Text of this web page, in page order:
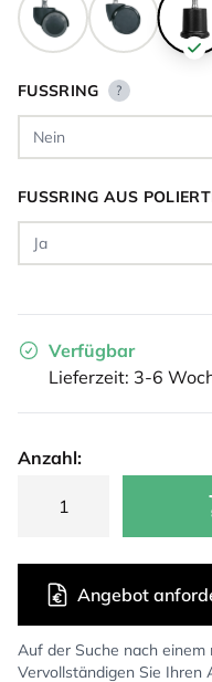
FUSSRING ?
FUSSRING AUS
Verfügbar
Lieferzeit: 3-6
Anzahl:
Auf der Suche nach
Vervollständigen Sie Ihren
Angebot